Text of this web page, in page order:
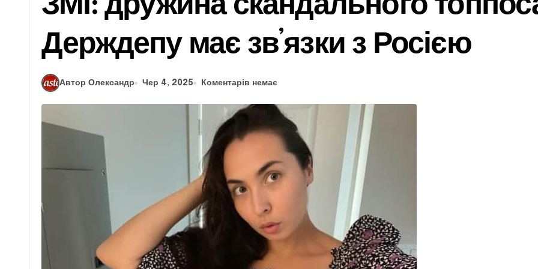
Держдепу має звʼязки з Росією
Автор Олександр Чер 4, 2025 Коментарів немає